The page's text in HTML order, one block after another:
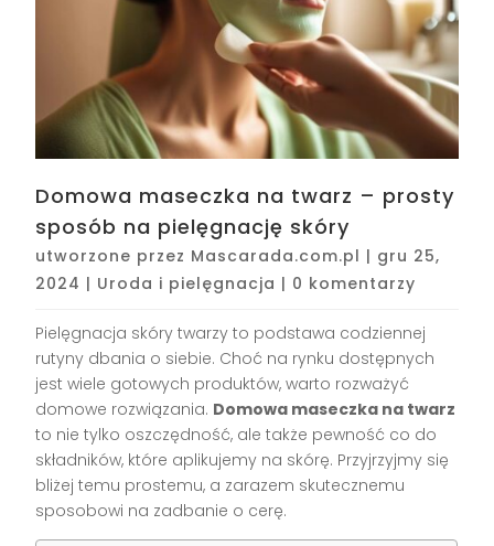
Domowa maseczka na twarz – prosty
sposób na pielęgnację skóry
utworzone przez Mascarada.com.pl | gru 25,
2024 | Uroda i pielęgnacja | 0 komentarzy
Pielęgnacja skóry twarzy to podstawa codziennej
rutyny dbania o siebie. Choć na rynku dostępnych
jest wiele gotowych produktów, warto rozważyć
domowe rozwiązania. Domowa maseczka na twarz
to nie tylko oszczędność, ale także pewność co do
składników, które aplikujemy na skórę. Przyjrzyjmy się
bliżej temu prostemu, a zarazem skutecznemu
sposobowi na zadbanie o cerę.